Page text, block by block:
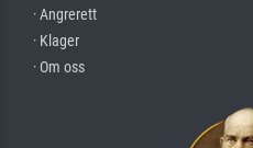
· Angrerett
· Klager
· Om oss